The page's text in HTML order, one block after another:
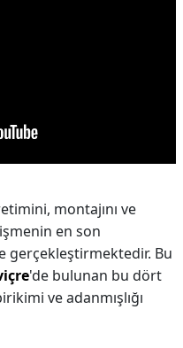
montajını ve
en son
gerçekleştirmektedir. Bu
'de bulunan bu dört
ve adanmışlığı